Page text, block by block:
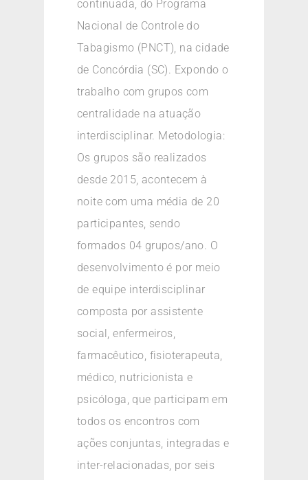
continuada, do Programa
Nacional de Controle do
Tabagismo (PNCT), na cidade
de Concórdia (SC). Expondo o
trabalho com grupos com
centralidade na atuação
interdisciplinar. Metodologia:
Os grupos são realizados
desde 2015, acontecem à
noite com uma média de 20
participantes, sendo
formados 04 grupos/ano. O
desenvolvimento é por meio
de equipe interdisciplinar
composta por assistente
social, enfermeiros,
farmacêutico, fisioterapeuta,
médico, nutricionista e
psicóloga, que participam em
todos os encontros com
ações conjuntas, integradas e
inter-relacionadas, por seis